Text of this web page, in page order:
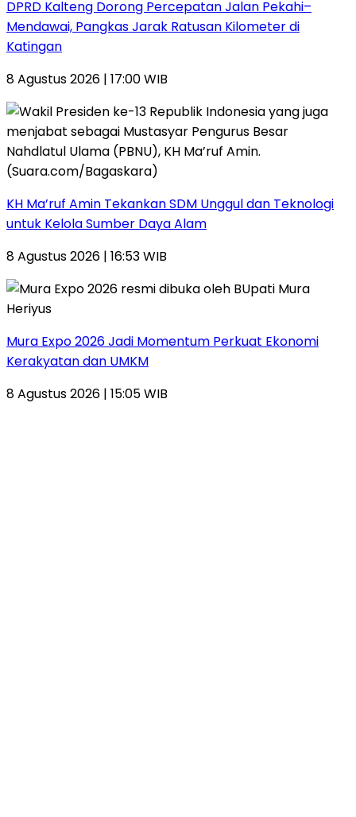
DPRD Kalteng Dorong Percepatan Jalan Pekahi–
Mendawai, Pangkas Jarak Ratusan Kilometer di
Katingan
8 Agustus 2026 | 17:00 WIB
KH Ma’ruf Amin Tekankan SDM Unggul dan Teknologi
untuk Kelola Sumber Daya Alam
8 Agustus 2026 | 16:53 WIB
Mura Expo 2026 Jadi Momentum Perkuat Ekonomi
Kerakyatan dan UMKM
8 Agustus 2026 | 15:05 WIB